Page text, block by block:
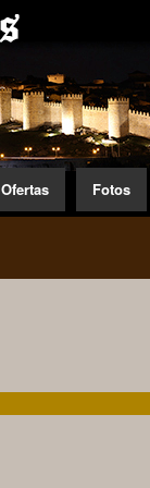
Ofertas Fotos